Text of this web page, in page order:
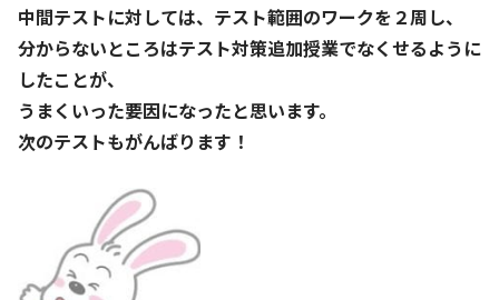
中間テストに対しては、テスト範囲のワークを２周し、
分からないところはテスト対策追加授業でなくせるように
したことが、
うまくいった要因になったと思います。
次のテストもがんばります！